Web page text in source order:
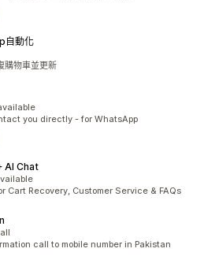
自動化
購物車並更新
you directly - for WhatsApp
AI Chat
Cart Recovery, Customer Service & FAQs
call to mobile number in Pakistan